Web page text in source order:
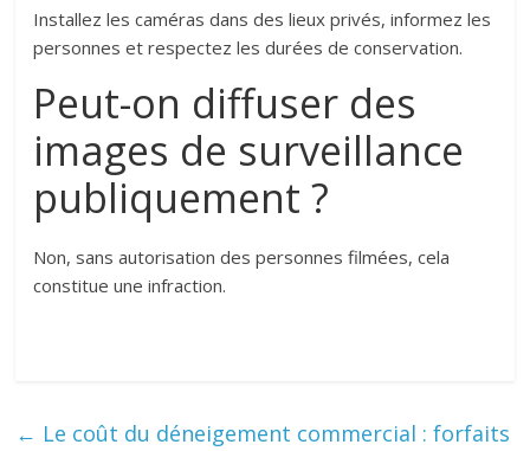
Installez les caméras dans des lieux privés, informez les
personnes et respectez les durées de conservation.
Peut-on diffuser des
images de surveillance
publiquement ?
Non, sans autorisation des personnes filmées, cela
constitue une infraction.
← Le coût du déneigement commercial : forfaits